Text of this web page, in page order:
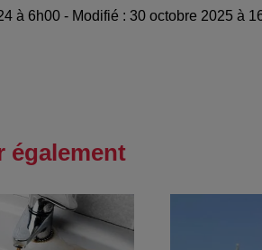
à 6h00 - Modifié : 30 octobre 2025 à
également